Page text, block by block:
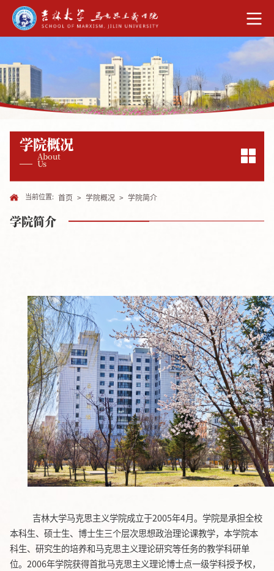
学院概况
About
Us
当前位置: 首页 > 学院概况 > 学院简介
学院简介
吉林大学马克思主义学院成立于2005年4月。学院是承担全校
本科生、硕士生、博士生三个层次思想政治理论课教学，本学院本
科生、研究生的培养和马克思主义理论研究等任务的教学科研单
位。2006年学院获得首批马克思主义理论博士点一级学科授予权，